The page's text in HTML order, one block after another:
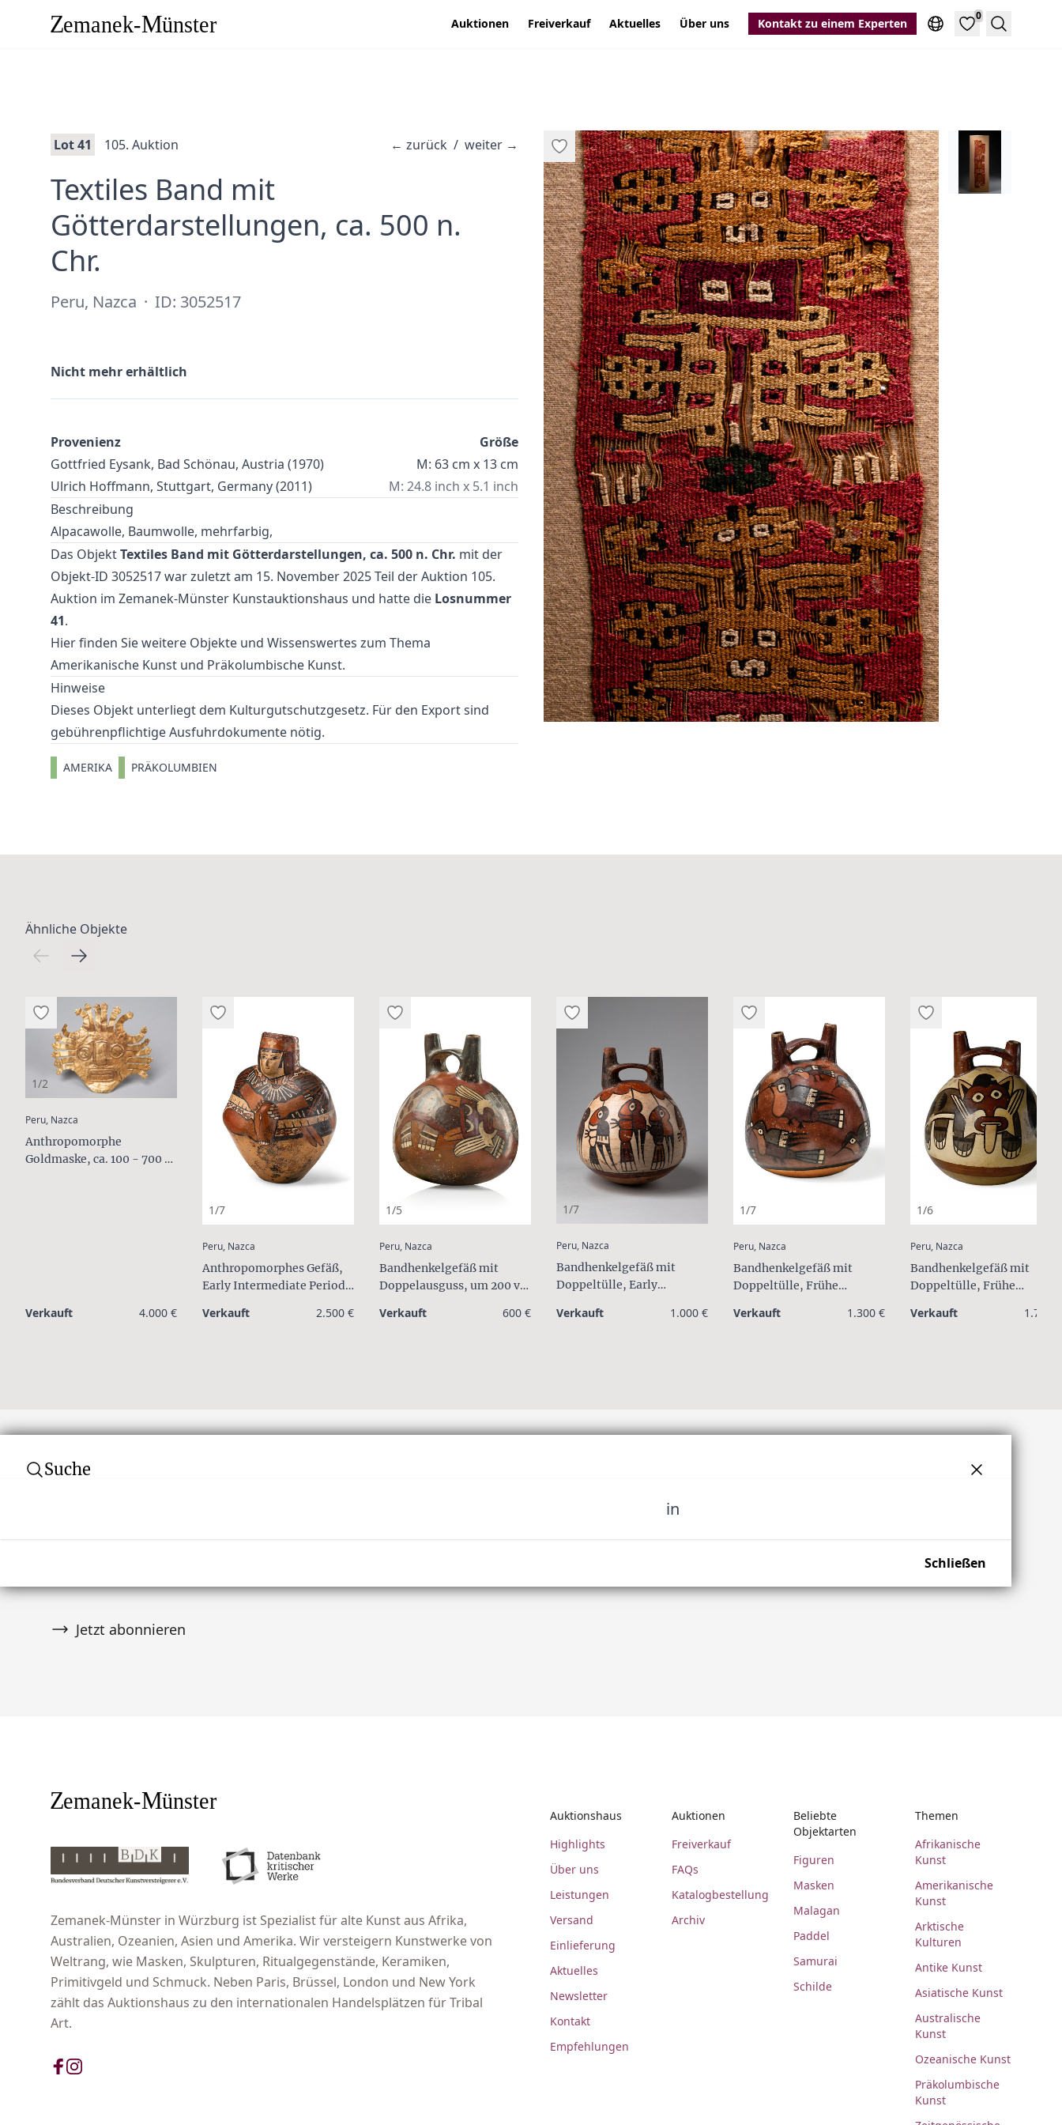
Auktionen Freiverkauf Aktuelles Über uns Kontakt zu einem Experten
0
Suche
← zurück / weiter →
Lot 41 105. Auktion
Textiles Band mit
Götterdarstellungen, ca. 500 n.
Chr.
Peru, Nazca · ID: 3052517
Nicht mehr erhältlich
Provenienz
Gottfried Eysank, Bad Schönau, Austria (1970)
Ulrich Hoffmann, Stuttgart, Germany (2011)
Größe
M: 63 cm x 13 cm
M: 24.8 inch x 5.1 inch
Beschreibung
Alpacawolle, Baumwolle, mehrfarbig,
Das ObjektTextiles Band mit Götterdarstellungen, ca. 500 n. Chr. mit der
Objekt-ID 3052517 war zuletzt am 15. November 2025 Teil der Auktion 105.
Auktion im Zemanek-Münster Kunstauktionshaus und hatte die Losnummer
41.
Hier finden Sie weitere Objekte und Wissenswertes zum Thema
Amerikanische Kunst und Präkolumbische Kunst.
Hinweise
Dieses Objekt unterliegt dem Kulturgutschutzgesetz. Für den Export sind
gebührenpflichtige Ausfuhrdokumente nötig.
AMERIKA PRÄKOLUMBIEN
Ähnliche Objekte
1/2
Peru, Nazca
Anthropomorphe
Goldmaske, ca. 100 - 700 n.
Verkauft 4.000 €
1/7
Peru, Nazca
Anthropomorphes Gefäß,
Early Intermediate Period,
300 n.Chr.
Verkauft 2.500 €
1/5
Peru, Nazca
Bandhenkelgefäß mit
Doppelausguss, um 200 v.
Verkauft 600 €
1/7
Peru, Nazca
Bandhenkelgefäß mit
Doppeltülle, Early
Middle Nazca, ca. 100 bis
Verkauft 1.000 €
1/7
Peru, Nazca
Bandhenkelgefäß mit
Doppeltülle, Frühe
n.Chr.
Verkauft 1.300 €
1/6
Peru, Nazca
Bandhenkelgefäß mit
Doppeltülle, Frühe
n.Chr.
Verkauft 1.700 €
Suche
in
Schließen
Jetzt abonnieren
Zemanek-Münster in Würzburg ist Spezialist für alte Kunst aus Afrika,
Australien, Ozeanien, Asien und Amerika. Wir versteigern Kunstwerke von
Weltrang, wie Masken, Skulpturen, Ritualgegenstände, Keramiken,
Primitivgeld und Schmuck. Neben Paris, Brüssel, London und New York
zählt das Auktionshaus zu den internationalen Handelsplätzen für Tribal
Art.
Auktionshaus
Highlights
Über uns
Leistungen
Versand
Einlieferung
Aktuelles
Newsletter
Kontakt
Empfehlungen
Auktionen
Freiverkauf
FAQs
Katalogbestellung
Archiv
Beliebte
Objektarten
Figuren
Masken
Malagan
Paddel
Samurai
Schilde
Themen
Afrikanische
Kunst
Amerikanische
Kunst
Arktische
Kulturen
Antike Kunst
Asiatische Kunst
Australische
Kunst
Ozeanische Kunst
Präkolumbische
Kunst